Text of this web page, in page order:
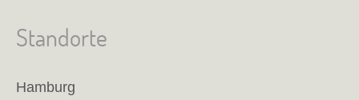
Standorte
Hamburg